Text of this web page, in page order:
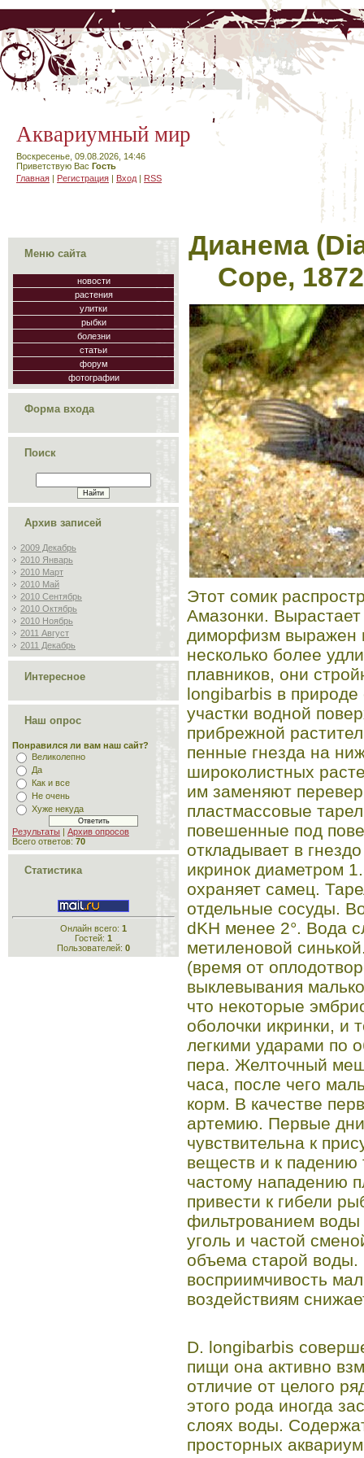
Аквариумный мир
Воскресенье, 09.08.2026, 14:46
Приветствую Вас Гость
Главная | Регистрация | Вход | RSS
Меню сайта
новости
растения
улитки
рыбки
болезни
статьи
форум
фотографии
Форма входа
Поиск
Архив записей
2009 Декабрь
2010 Январь
2010 Март
2010 Май
2010 Сентябрь
2010 Октябрь
2010 Ноябрь
2011 Август
2011 Декабрь
Интересное
Наш опрос
Понравился ли вам наш сайт?
Великолепно
Да
Как и все
Не очень
Хуже некуда
Результаты | Архив опросов
Всего ответов: 70
Статистика
Онлайн всего: 1
Гостей: 1
Пользователей: 0
Дианема
Соре,
Этот сомик
Амазонки.
диморфизм выражен
несколько более
плавников, они
longibarbis в природе
участки водной
прибрежной
пенные гнезда на
широколистных
им заменяют
пластмассовые
повешенные под
откладывает в
икринок диаметром
охраняет самец.
отдельные сосуды.
dKH менее 2°. Вода
метиленовой
(время от
выклевывания
что некоторые
оболочки икринки, и
легкими ударами по
пера. Желточный
часа, после чего
корм. В качестве
артемию. Первые
чувствительна к
веществ и к
частому нападению
привести к гибели
фильтрованием воды
уголь и частой
объема старой
восприимчивость
воздействиям
D. longibarbis
пищи она активно
отличие от целого
этого рода иногда
слоях воды.
просторных